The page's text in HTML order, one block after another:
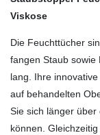
Viskose
Die Feuchttücher
fangen Staub sowie
lang. Ihre
auf behandelten
Sie sich länger
können.